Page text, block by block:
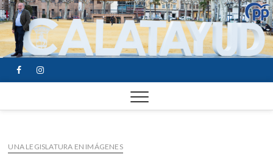
FACEBOOK
YOUTUBE
INSTAGRAM
UNA LEGISLATURA EN IMÁGENES